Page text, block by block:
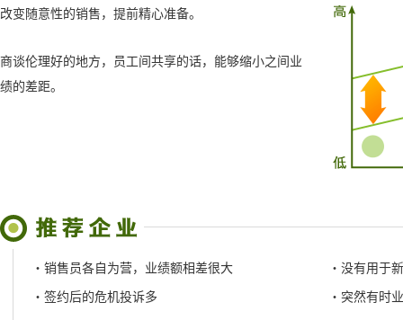
改变随意性的销售，提前精心准备。
商谈伦理好的地方，员工间共享的话，能够缩小之间业
绩的差距。
・ 销售员各自为营，业绩额相差很大 ・ 没有用于
・ 签约后的危机投诉多 ・ 突然有时